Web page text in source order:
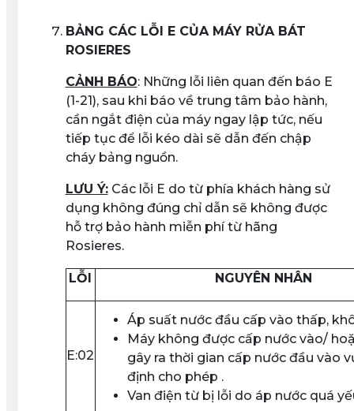
BẢNG CÁC LỖI E CỦA MÁY RỬA BÁT
ROSIERES
CẢNH BÁO: Những lỗi liên quan đến báo E
(1-21), sau khi báo về trung tâm bảo hành,
cần ngắt điện của máy ngay lập tức, nếu
tiếp tục để lỗi kéo dài sẽ dẫn đến chập
cháy bảng nguồn.
LƯU Ý:Các lỗi E do từ phía khách hàng sử
dụng không đúng chỉ dẫn sẽ không được
hỗ trợ bảo hành miễn phí từ hãng
Rosieres.
LỖI NGUYÊN NHÂN
E:02
Áp suất nước đầu cấp vào thấp,
Máy không được cấp nước vào/
gây ra thời gian cấp nước đầu vào
định cho phép .
Van điện từ bị lỗi do áp nước quá